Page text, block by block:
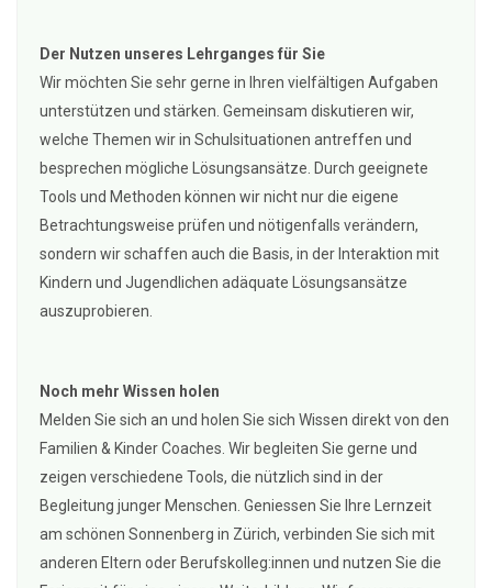
Der Nutzen unseres Lehrganges für Sie
Wir möchten Sie sehr gerne in Ihren vielfältigen Aufgaben
unterstützen und stärken. Gemeinsam diskutieren wir,
welche Themen wir in Schulsituationen antreffen und
besprechen mögliche Lösungsansätze. Durch geeignete
Tools und Methoden können wir nicht nur die eigene
Betrachtungsweise prüfen und nötigenfalls verändern,
sondern wir schaffen auch die Basis, in der Interaktion mit
Kindern und Jugendlichen adäquate Lösungsansätze
auszuprobieren.
Noch mehr Wissen holen
Melden Sie sich an und holen Sie sich Wissen direkt von den
Familien & Kinder Coaches. Wir begleiten Sie gerne und
zeigen verschiedene Tools, die nützlich sind in der
Begleitung junger Menschen. Geniessen Sie Ihre Lernzeit
am schönen Sonnenberg in Zürich, verbinden Sie sich mit
anderen Eltern oder Berufskolleg:innen und nutzen Sie die